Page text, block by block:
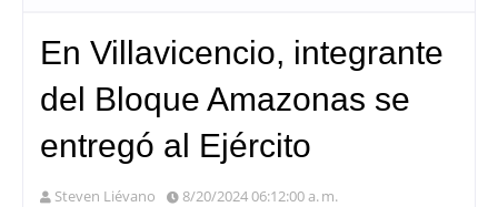
En Villavicencio, integrante
del Bloque Amazonas se
entregó al Ejército
Steven Liévano 8/20/2024 06:12:00 a. m.